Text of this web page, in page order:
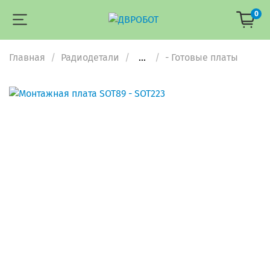
0
Главная Радиодетали ... - Готовые платы